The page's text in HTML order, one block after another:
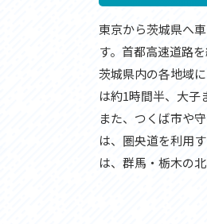
東京から茨城県へ
す。首都高速道路
茨城県内の各地域
は約1時間半、大子
また、つくば市や
は、圏央道を利用
は、群馬・栃木の